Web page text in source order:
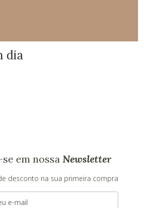
dia
em nossa Newsletter
desconto na sua primeira compra